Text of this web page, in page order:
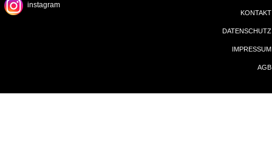
instagram
KONTAKT
DATENSCHUTZ
IMPRESSUM
AGB